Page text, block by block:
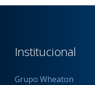
Institucional
Grupo Wheaton